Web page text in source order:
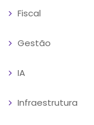
Fiscal
Gestão
IA
Infraestrutura